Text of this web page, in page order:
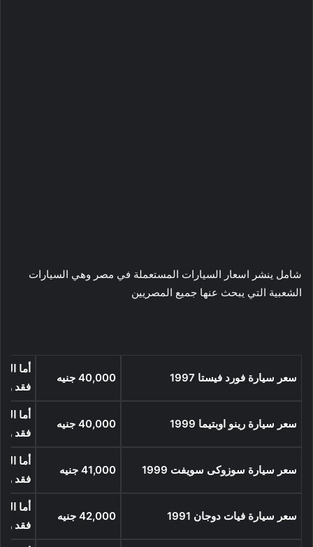
شامل ينشر اسعار السيارات المستعملة في مصر وهي السيارات
الشعبية التي يبحث عنها جميع المصريين
سعر سيارة فورد فيستا 1997 40,000 جنيه
أما
فقد
سعر سيارة رينو اوبتيما 1999 40,000 جنيه
أما
فقد
سعر سيارة سوزوكى سويفت 1999 41,000 جنيه
أما
فقد
سعر سيارة فيات دوجان 1991 42,000 جنيه
أما
فقد